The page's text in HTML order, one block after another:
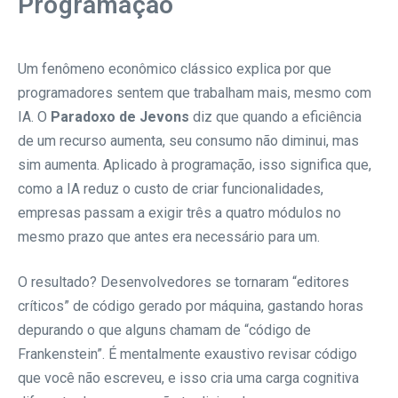
Um fenômeno econômico clássico explica por que
programadores sentem que trabalham mais, mesmo com
IA. O Paradoxo de Jevons diz que quando a eficiência
de um recurso aumenta, seu consumo não diminui, mas
sim aumenta. Aplicado à programação, isso significa que,
como a IA reduz o custo de criar funcionalidades,
empresas passam a exigir três a quatro módulos no
mesmo prazo que antes era necessário para um.
O resultado? Desenvolvedores se tornaram “editores
críticos” de código gerado por máquina, gastando horas
depurando o que alguns chamam de “código de
Frankenstein”. É mentalmente exaustivo revisar código
que você não escreveu, e isso cria uma carga cognitiva